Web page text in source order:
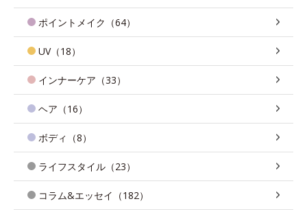
ポイントメイク（64）
UV（18）
インナーケア（33）
ヘア（16）
ボディ（8）
ライフスタイル（23）
コラム&エッセイ（182）